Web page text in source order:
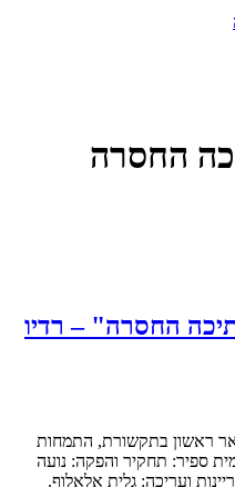
החסרה
החסרה" – רדיו
ראשון בתקשורת, התמחות
ספיר: תחקיר והפקה: נועה
ועריכה: גלית אלאלוף.